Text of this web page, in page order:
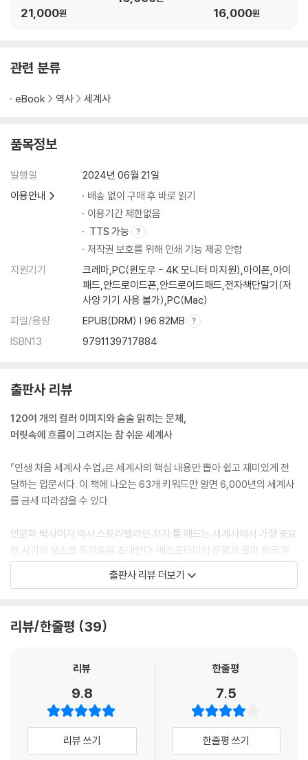
2차 세계대전: 인류 역사상 가장 끔찍한 전쟁 … 274
국제 연합: 세계 인권 선언과 제노사이드 … 290
비폭력 운동: 조피 숄, 모한다스 간디, 마틴 루터 킹 … 297
제국주의의 종말: 독립의 시대 … 302
신자유주의와 신보수주의: 20세기 후반의 정치·경제 이념 … 313
소비에트 연방 해체: 공산주의 체제의 붕괴 … 323
아파르트헤이트 종식: 첫 흑인 대통령, 넬슨 만델라 … 327
테러와 종교 갈등: 폭력의 악순환 … 333
유럽 연합의 위기: 세계주의와 국수주의 … 337
도판 출처 … 349
21,000원 16,000원
관련 분류
eBook 역사 세계사
품목정보
발행일
2024년 06월 21일
이용안내
배송 없이 구매 후 바로 읽기
이용기간 제한없음
TTS 가능
저작권 보호를 위해 인쇄 기능 제공 안함
지원기기
크레마,PC(윈도우 - 4K 모니터 미지원),아이폰,아이
패드,안드로이드폰,안드로이드패드,전자책단말기(저
사양 기기 사용 불가),PC(Mac)
파일/용량
EPUB(DRM) | 96.82MB
ISBN13
9791139717884
출판사 리뷰
120여 개의 컬러 이미지와 술술 읽히는 문체,
머릿속에 흐름이 그려지는 참 쉬운 세계사
『인생 처음 세계사 수업』은 세계사의 핵심 내용만 뽑아 쉽고 재미있게 전
달하는 입문서다. 이 책에 나오는 63개 키워드만 알면 6,000년의 세계사
를 금세 따라잡을 수 있다.
인문학 박사이자 역사 스토리텔러인 저자 톰 헤드는 세계사에서 가장 중요
한 시기와 장소로 독자들을 초대한다. 메소포타미아 문명과 로마 제국 등
세계사의 단골 소재는 물론이고 멕시코의 비밀스러운 올메카 문명과 아프
리카의 중세 유적 그레이트 짐바브웨 등 우리에게 생소했던 지역의 역사까
담아 이 책을 읽다 보면 어느새 세계사의 전체 흐름이 머리에 들어올 것이
도는 주요 국가와 사건, 인물을 부연 설명하며 역사의 현장을 더 생생하게
보여준다. 본문 중간중간 삽입된 ‘한 걸음 더’라는 팁 박스는 세계사 지식뿐
만 아니라 철학 사상, 국제 이슈, 인문 교양까지 다루어 더 알고자 하는 독
자의 호기심을 충족시켜줄 것이다.
출판사 리뷰 더보기
리뷰/한줄평 39
리뷰
9.8
리뷰 쓰기
한줄평
7.5
한줄평 쓰기